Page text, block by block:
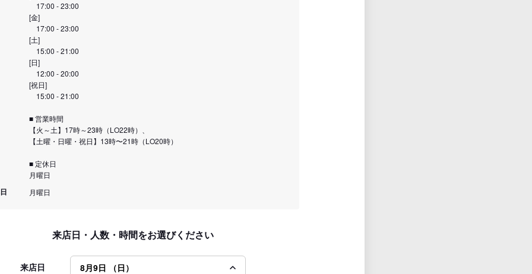
17:00 - 23:00
[金]
17:00 - 23:00
[土]
15:00 - 21:00
[日]
12:00 - 20:00
[祝日]
15:00 - 21:00
■ 営業時間
【火～土】17時～23時（LO22時）、
【土曜・日曜・祝日】13時〜21時（LO20時）
■ 定休日
月曜日
月曜日
来店日・人数・時間をお選びください
来店日 8月9日 （日）